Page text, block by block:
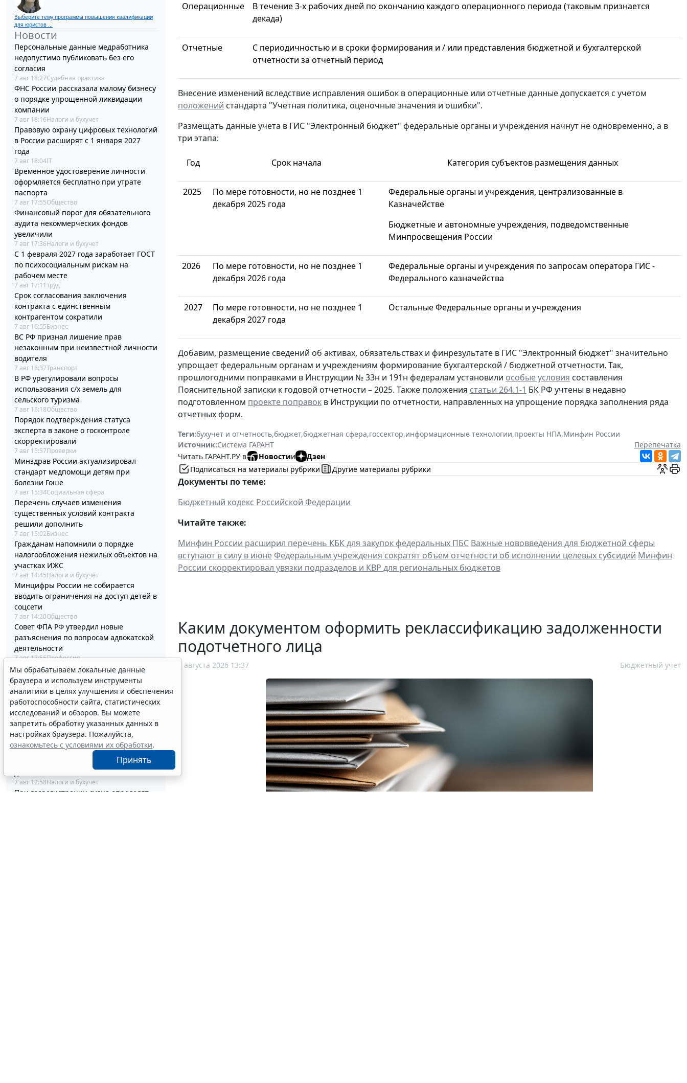
Выберите тему программы повышения квалификации
для юристов ...
Новости
Персональные данные медработника
недопустимо публиковать без его
согласия
7 авг 18:27Судебная практика
ФНС России рассказала малому бизнесу
о порядке упрощенной ликвидации
компании
7 авг 18:16Налоги и бухучет
Правовую охрану цифровых технологий
в России расширят с 1 января 2027
года
7 авг 18:04IT
Временное удостоверение личности
оформляется бесплатно при утрате
паспорта
7 авг 17:55Общество
Финансовый порог для обязательного
аудита некоммерческих фондов
увеличили
7 авг 17:36Налоги и бухучет
С 1 февраля 2027 года заработает ГОСТ
по психосоциальным рискам на
рабочем месте
7 авг 17:11Труд
Срок согласования заключения
контракта с единственным
контрагентом сократили
7 авг 16:55Бизнес
ВС РФ признал лишение прав
незаконным при неизвестной личности
водителя
7 авг 16:37Транспорт
В РФ урегулировали вопросы
использования с/х земель для
сельского туризма
7 авг 16:18Общество
Порядок подтверждения статуса
эксперта в законе о госконтроле
скорректировали
7 авг 15:57Проверки
Минздрав России актуализировал
стандарт медпомощи детям при
болезни Гоше
7 авг 15:34Социальная сфера
Перечень случаев изменения
существенных условий контракта
решили дополнить
7 авг 15:02Бизнес
Гражданам напомнили о порядке
налогообложения нежилых объектов на
участках ИЖС
7 авг 14:45Налоги и бухучет
Минцифры России не собирается
вводить ограничения на доступ детей в
соцсети
7 авг 14:20Общество
Совет ФПА РФ утвердил новые
разъяснения по вопросам адвокатской
деятельности
7 авг 13:56Профессия
Каким документом оформить
реклассификацию задолженности
подотчетного лица
7 авг 13:37Бюджетный учет
Определены особенности включения
частных медорганизаций в реестр
системы ОМС
7 авг 13:19 Социальная сфера
Спецрежим НПД вправе применять
несовершеннолетние в возрасте от 14
7 авг 12:58Налоги и бухучет
При госрегистрации судна определят
Операционные
В течение 3-х рабочих дней по окончанию каждого операционного периода (таковым признается
декада)
Отчетные
С периодичностью и в сроки формирования и / или представления бюджетной и бухгалтерской
отчетности за отчетный период
Внесение изменений вследствие исправления ошибок в операционные или отчетные данные допускается с учетом
положений стандарта "Учетная политика, оценочные значения и ошибки".
Размещать данные учета в ГИС "Электронный бюджет" федеральные органы и учреждения начнут не одновременно, а в
три этапа:
Год Срок начала Категория субъектов размещения данных
2025
По мере готовности, но не позднее 1
декабря 2025 года
Федеральные органы и учреждения, централизованные в
Казначействе
Бюджетные и автономные учреждения, подведомственные
Минпросвещения России
2026
По мере готовности, но не позднее 1
декабря 2026 года
Федеральные органы и учреждения по запросам оператора ГИС -
Федерального казначейства
2027
По мере готовности, но не позднее 1
декабря 2027 года
Остальные Федеральные органы и учреждения
Добавим, размещение сведений об активах, обязательствах и финрезультате в ГИС "Электронный бюджет" значительно
упрощает федеральным органам и учреждениям формирование бухгалтерской / бюджетной отчетности. Так,
прошлогодними поправками в Инструкции № 33н и 191н федералам установили особые условия составления
Пояснительной записки к годовой отчетности – 2025. Также положения статьи 264.1-1 БК РФ учтены в недавно
подготовленном проекте поправок в Инструкции по отчетности, направленных на упрощение порядка заполнения ряда
отчетных форм.
Теги:бухучет и отчетность,бюджет,бюджетная сфера,госсектор,информационные технологии,проекты НПА,Минфин России
Источник:Система ГАРАНТ
Перепечатка
Читать ГАРАНТ.РУ в
Новостии
Дзен
Подписаться на материалы рубрики
Другие материалы рубрики
Документы по теме:
Бюджетный кодекс Российской Федерации
Читайте также:
Минфин России расширил перечень КБК для закупок федеральных ПБС Важные нововведения для бюджетной сферы
вступают в силу в июнеФедеральным учреждения сократят объем отчетности об исполнении целевых субсидий Минфин
России скорректировал увязки подразделов и КВР для региональных бюджетов
Каким документом оформить реклассификацию задолженности
подотчетного лица
7 августа 2026 13:37 Бюджетный учет
Мы обрабатываем локальные данные
браузера и используем инструменты
аналитики в целях улучшения и обеспечения
работоспособности сайта, статистических
исследований и обзоров. Вы можете
запретить обработку указанных данных в
настройках браузера. Пожалуйста,
ознакомьтесь с условиями их обработки.
Принять